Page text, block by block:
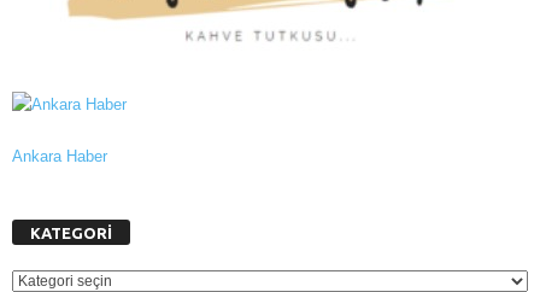
Ankara Haber
KATEGORİ
KATEGORİ